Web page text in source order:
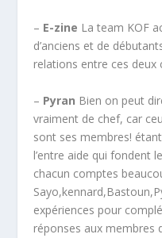
– E-zine La team KOF
d’anciens et de
relations entre ces deux
– Pyran Bien on peut
vraiment de chef, car
sont ses membres!
l’entre aide qui fondent
chacun comptes
expériences pour
réponses aux membres